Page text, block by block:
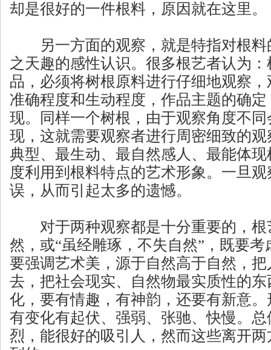
却是很好的一件根料，原因就在这里。
另一方面的观察，就是特指对根料
之天趣的感性认识。很多根艺者认为
品，必须将树根原料进行仔细地观察
准确程度和生动程度，作品主题的确
现。同样一个树根，由于观察角度不
现，这就需要观察者进行周密细致的
典型、最生动、最自然感人、最能体
度利用到根料特点的艺术形象。一旦
误，从而引起太多的遗憾。
对于两种观察都是十分重要的，根
然，或“虽经雕琢，不失自然”，既要
要强调艺术美，源于自然高于自然，
去，把社会现实、自然物最实质性的
化，要有情趣，有神韵，还要有新意
有变化有起伏、强弱、张驰、快慢。
烈，能很好的吸引人，然而这些离开